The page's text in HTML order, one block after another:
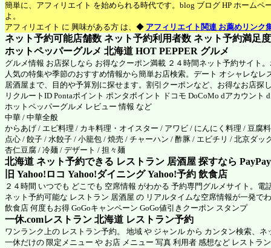
簡単に、アフィリエイト を始められる時代です。blog ブログ HP ホームペ
よ。
アフィリエイト に 興味がある方 は、◆ アフィリエイト関連 お薦めリンク
ネット予約可能店舗数 ネット予約利用者数 ネット予約満足
ホットペッパーグルメ 北海道 HOT PEPPER グルメ
グルメ情報 お店探しなら お得なクーポン満載 ２４時間ネット予約サイト
人気の特集や季節のおすすめ情報から簡単お店検索。デート オシャレなレ
居酒屋まで、目的や予算別に探せます。割引クーポンなど、お得なお店探
リクルートID Pontaポイント ポンタポイント ドコモ DoCoMo dアカウント
ホットペッパーグルメ レビュー 情報 など
中華 / 中華全般
からあげ / エビ料理 / カキ料理・オイスター / アワビ / にんにく料理 / 豆腐
点心 / 餃子 / 水餃子 / 小籠包 / 焼売 / チャーハン / 酢豚 / エビチリ / 北京ダッ
杏仁豆腐 / 冷麺 / デザート / 担々麺
北海道 ネット予約できる レストラン 居酒屋 探すなら
旧 Yahoo!ロコ Yahoo!ダイニング Yahoo!予約 飲食店
２４時間 いつでも どこでも 空席情報 がわかる 予約専門グルメサイト。電
ネット予約可能な レストラン 居酒屋 の リアルタイムな空席情報が一発で
飲食店 何度もお得 GoGoキャンペーン GoGo値引きクーポン スタンプ
一休.comレストラン 北海道 レストラン予約
ワンランク上の レストラン予約。 地域 や ジャンル から カンタン検索、ネ
一休だけの 限定メニュー や お店 メニュー 写真 利用者 感想など レストラ